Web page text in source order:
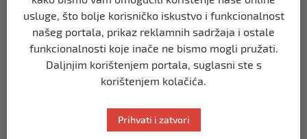
Zapadu
prije 11 mjeseci
SVIJET
Papa Lav XIV izjavio da je situacija vrlo
prije 11 mjeseci
usluge, što bolje korisničko iskustvo i funkcionalnost
našeg portala, prikaz reklamnih sadržaja i ostale
funkcionalnosti koje inače ne bismo mogli pružati.
Daljnjim korištenjem portala, suglasni ste s
korištenjem kolačića.
Prihvati i zatvori